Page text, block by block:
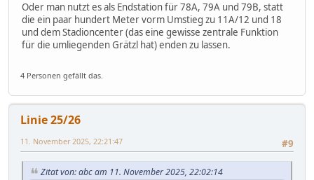
Oder man nutzt es als Endstation für 78A, 79A und 79B, statt
die ein paar hundert Meter vorm Umstieg zu 11A/12 und 18
und dem Stadioncenter (das eine gewisse zentrale Funktion
für die umliegenden Grätzl hat) enden zu lassen.
4 Personen gefällt das.
Linie 25/26
#9
11. November 2025, 22:21:47
Zitat von: abc am 11. November 2025, 22:02:14